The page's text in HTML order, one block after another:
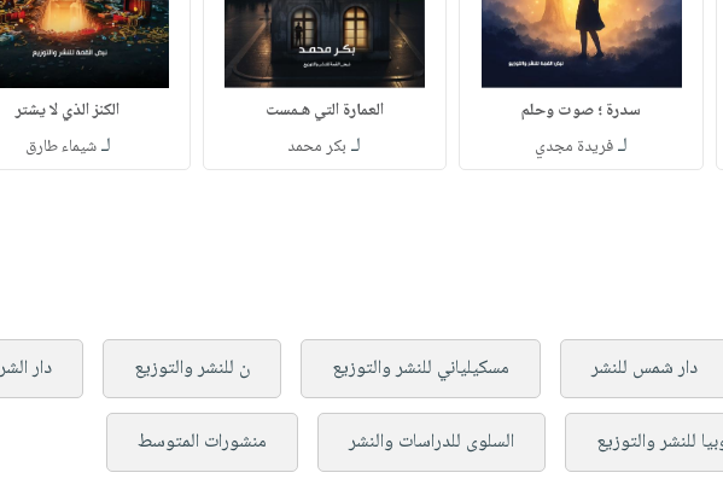
سدرة ؛ صوت وحلم
لـفريدة مجدي
العمارة التي هـمست
لـ بكر محمد
الكنز الذي لا يشتر
لـشيماء طارق
دار شمس للنشر مسكيلياني للنشر والتوزيع ن للنشر والتوزيع دار
للنشر والتوزيع السلوى للدراسات والنشر منشورات المتوسط